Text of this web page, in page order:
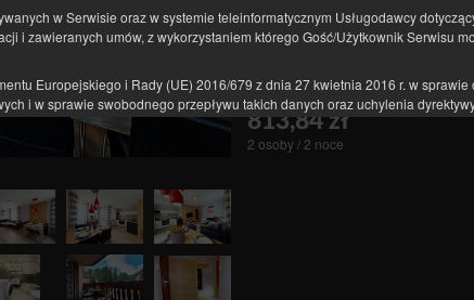
w Serwisie oraz w systemie teleinformatycznym Usługodawcy
i zawieranych umów, z wykorzystaniem którego Gość/Użytkownik Serwisu
Europejskiego i Rady (UE) 2016/679 z dnia 27 kwietnia 2016 r. w
i w sprawie swobodnego przepływu takich danych oraz uchylenia
danych
Użytkownika w celu zapewnienia poprawności działania usług: adres IP
technologiach, dane dotyczące sesji, dane przeglądarki internetowej, dane
na poszczególnych podstronach;
Gość/Użytkownik wyraził zgodę na dostęp usługodawcy do
bardziej dostosowanych ofert produktów i usług.
Podatek miejski wliczony w cenę
813,84 zł
2 osoby / 2 noce